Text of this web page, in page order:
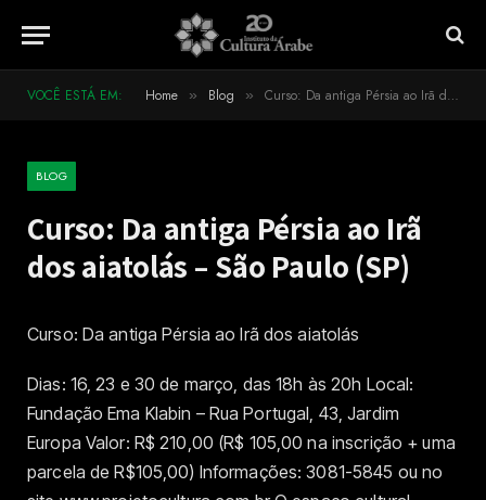
VOCÊ ESTÁ EM: Home » Blog » Curso: Da antiga Pérsia ao Irã dos aiatolás – São Paulo (SP)
BLOG
Curso: Da antiga Pérsia ao Irã
dos aiatolás – São Paulo (SP)
Curso: Da antiga Pérsia ao Irã dos aiatolás
Dias: 16, 23 e 30 de março, das 18h às 20h Local:
Fundação Ema Klabin – Rua Portugal, 43, Jardim
Europa Valor: R$ 210,00 (R$ 105,00 na inscrição + uma
parcela de R$105,00) Informações: 3081-5845 ou no